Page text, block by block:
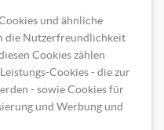
und ähnliche
die Nutzerfreundlichkeit
Cookies zählen
Cookies - die zur
- sowie Cookies für
und Werbung und